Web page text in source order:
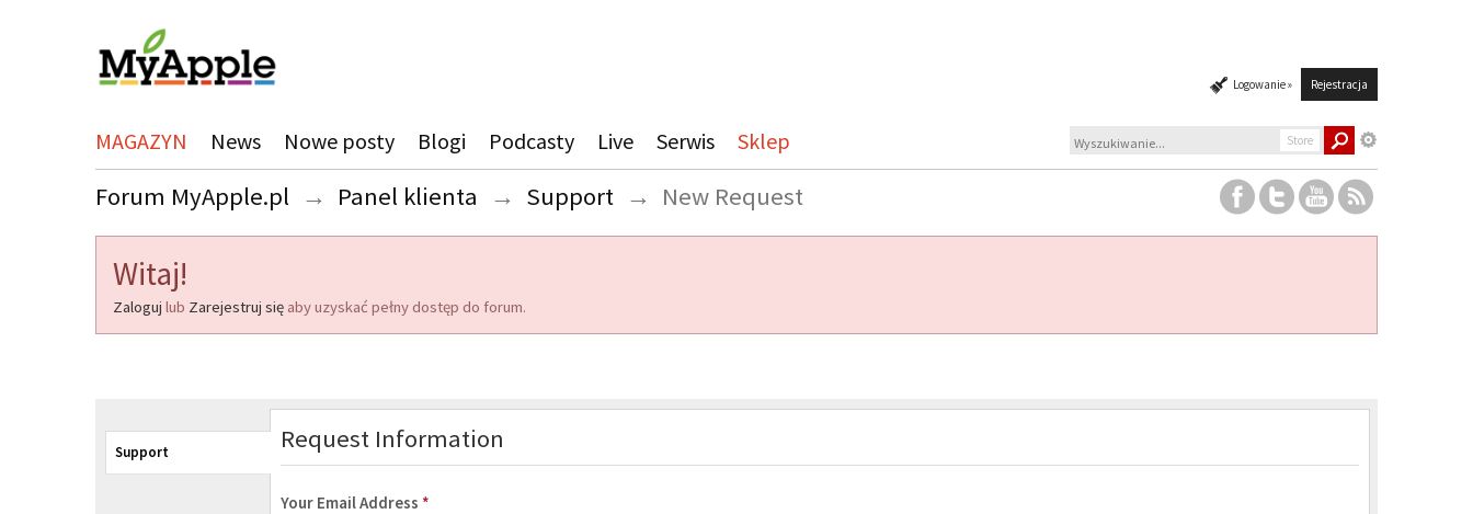
Logowanie » Rejestracja
MAGAZYN News Nowe posty Blogi Podcasty Live Serwis Sklep Store
Forum MyApple.pl → Panel klienta → Support → New Request
Witaj!
Zaloguj lub Zarejestruj się aby uzyskać pełny dostęp do forum.
Support Request Information
Your Email Address *